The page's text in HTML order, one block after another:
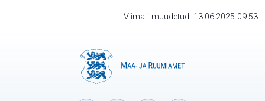
Viimati muudetud: 13.06.2025 09:53